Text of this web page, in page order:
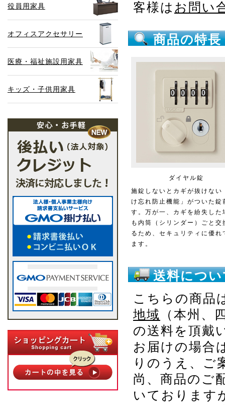
役員用家具
オフィスアクセサリー
医療・福祉施設用家具
キッズ・子供用家具
客様は お問い
商品の特長
ダイヤル錠
施錠しないとカギが抜けない
け忘れ防止機能」がついた錠
す。万が一、カギを紛失した
も内筒（シリンダー）ごと交
るため、セキュリティに優れ
ます。
送料につ
こちらの商品
地域
（本州、
の送料を頂戴
お届けの場合
りのうえ、ご
尚、商品のご
いております